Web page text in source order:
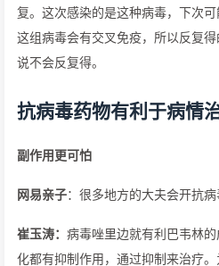
复。这次感染的是这种病毒，下次
这组病毒会有交叉免疫，所以反复
说不会反复得。
抗病毒药物有利于病情
副作用更可怕
网易亲子：很多地方的大夫会开抗病
崔玉涛： 病毒唑里边就有利巴韦林
化都有抑制作用，通过抑制来治疗